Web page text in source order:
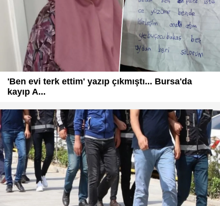
'Ben evi terk ettim' yazıp çıkmıştı... Bursa'da
kayıp A...